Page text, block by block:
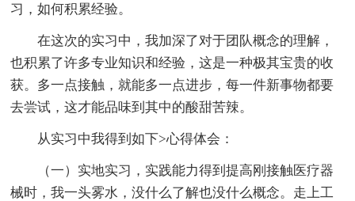
习，如何积累经验。
在这次的实习中，我加深了对于团队概念的理解，
也积累了许多专业知识和经验，这是一种极其宝贵的收
获。多一点接触，就能多一点进步，每一件新事物都要
去尝试，这才能品味到其中的酸甜苦辣。
从实习中我得到如下>心得体会：
（一）实地实习，实践能力得到提高刚接触医疗器
械时，我一头雾水，没什么了解也没什么概念。走上工